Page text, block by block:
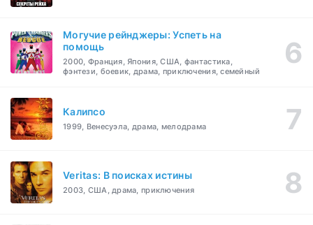
Могучие рейнджеры: Успеть на
помощь
2000, Франция, Япония, США, фантастика,
фэнтези, боевик, драма, приключения, семейный
Калипсо
1999, Венесуэла, драма, мелодрама
Veritas: В поисках истины
2003, США, драма, приключения